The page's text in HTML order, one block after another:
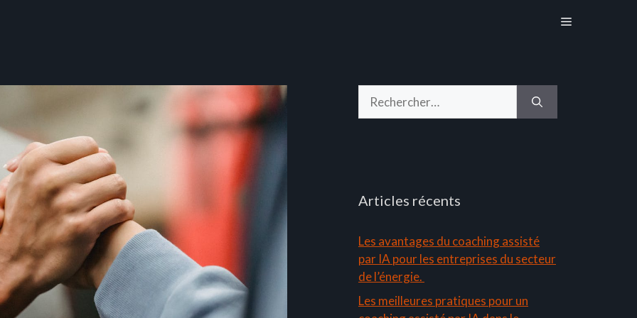
Menu
Articles récents
Les avantages du coaching assisté
par IA pour les entreprises du secteur
de l’énergie.
Les meilleures pratiques pour un